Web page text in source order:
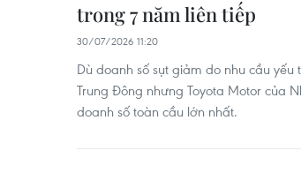
trong 7 năm liên tiếp
30/07/2026 11:20
Dù doanh số sụt giảm do nhu cầu
Trung Đông nhưng Toyota Motor của
doanh số toàn cầu lớn nhất.